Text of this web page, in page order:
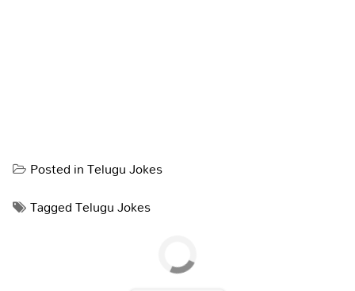
Posted inTelugu Jokes
TaggedTelugu Jokes